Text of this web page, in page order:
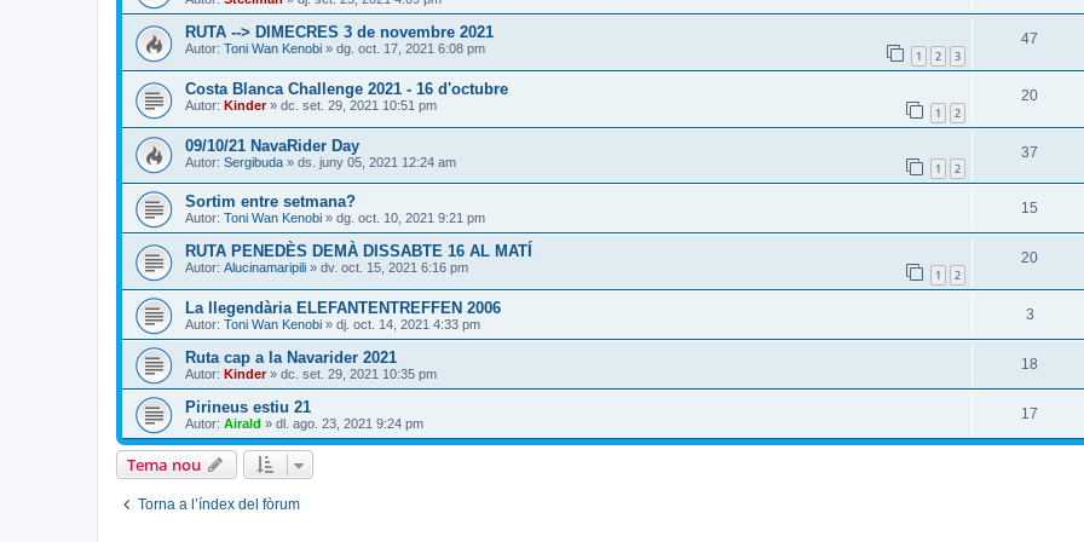
RUTA --> DIMECRES 3 de novembre 2021
Autor: Toni Wan Kenobi » dg. oct. 17, 2021 6:08 pm 1 2 3
47
Costa Blanca Challenge 2021 - 16 d'octubre
Autor: Kinder» dc. set. 29, 2021 10:51 pm 1 2
20
09/10/21 NavaRider Day
Autor: Sergibuda » ds. juny 05, 2021 12:24 am 1 2
37
Sortim entre setmana?
Autor: Toni Wan Kenobi » dg. oct. 10, 2021 9:21 pm
15
RUTA PENEDÈS DEMÀ DISSABTE 16 AL MATÍ
Autor: Alucinamaripili » dv. oct. 15, 2021 6:16 pm 1 2
20
La llegendària ELEFANTENTREFFEN 2006
Autor: Toni Wan Kenobi » dj. oct. 14, 2021 4:33 pm
3
Ruta cap a la Navarider 2021
Autor: Kinder» dc. set. 29, 2021 10:35 pm
18
Pirineus estiu 21
Autor: Airald » dl. ago. 23, 2021 9:24 pm
17
Tema nou
Torna a l’índex del fòrum